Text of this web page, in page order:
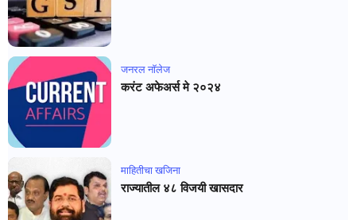
जनरल नाॅलेज
करंट अफेअर्स मे २०२४
माहितीचा खजिना
राज्यातील ४८ विजयी खासदार